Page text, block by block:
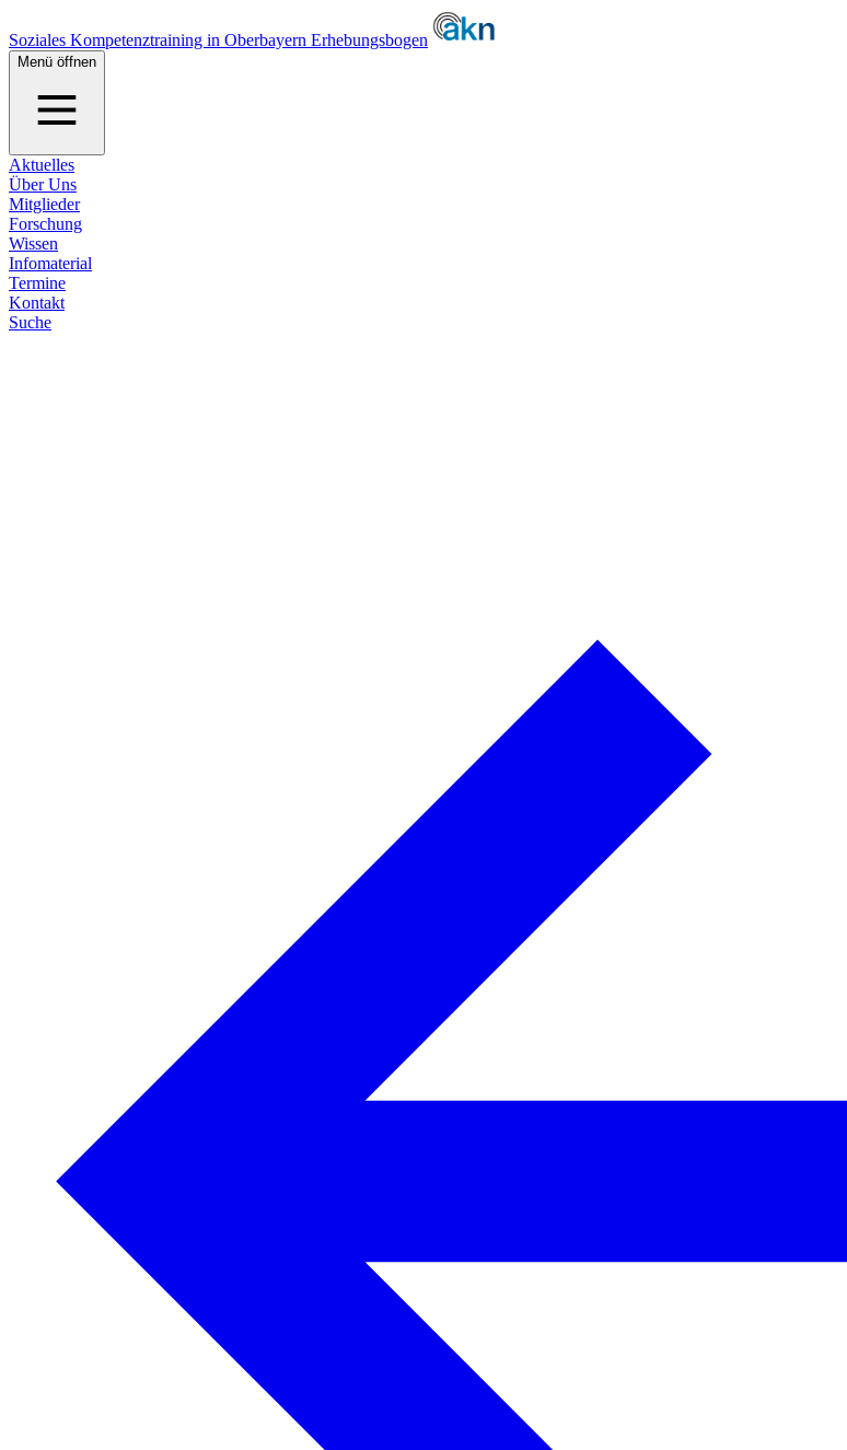
Soziales Kompetenztraining in Oberbayern Erhebungsbogen
Menü öffnen
Aktuelles
Über Uns
Mitglieder
Forschung
Wissen
Infomaterial
Termine
Kontakt
Suche